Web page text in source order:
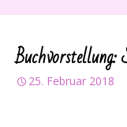
25. Februar 2018